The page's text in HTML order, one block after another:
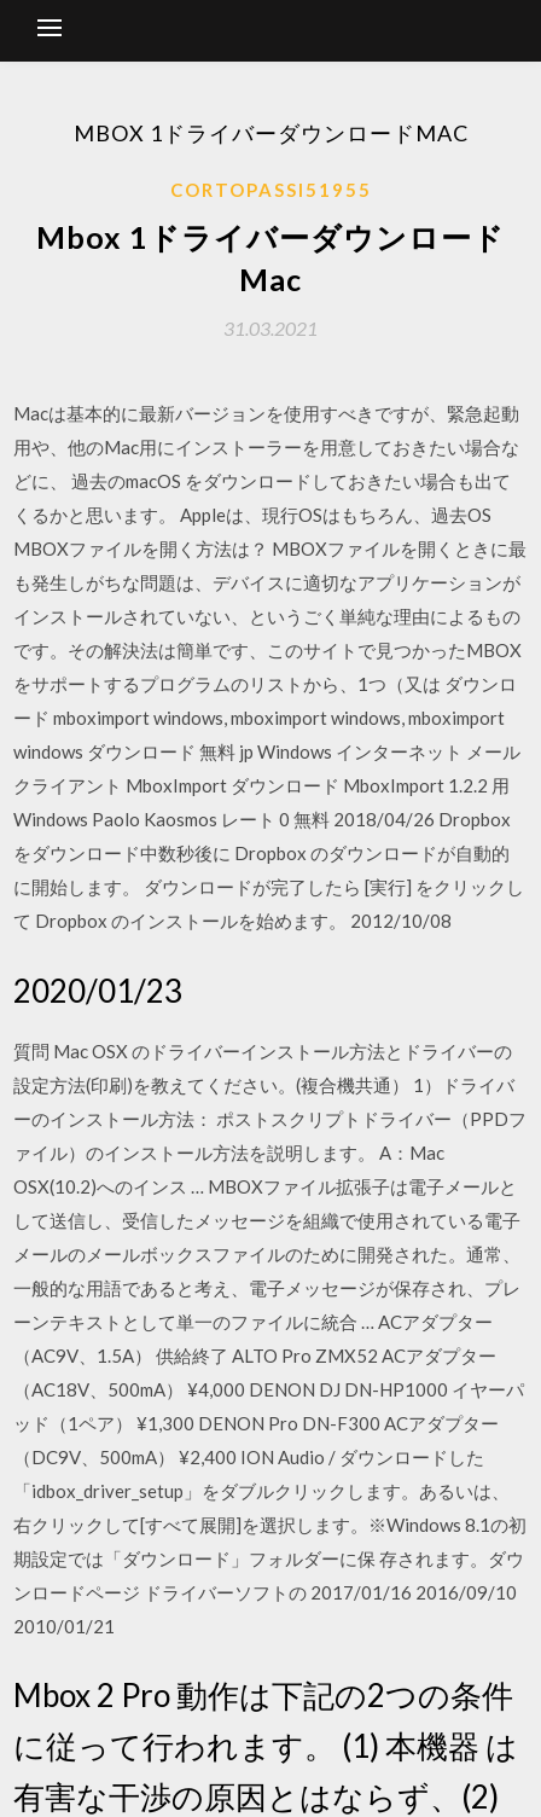
MBOX 1ドライバーダウンロードMAC
CORTOPASSI51955
Mbox 1ドライバーダウンロード
Mac
31.03.2021
Macは基本的に最新バージョンを使用すべきですが、緊急起動
用や、他のMac用にインストーラーを用意しておきたい場合な
どに、 過去のmacOS をダウンロードしておきたい場合も出て
くるかと思います。 Appleは、現行OSはもちろん、過去OS
MBOXファイルを開く方法は？ MBOXファイルを開くときに最
も発生しがちな問題は、デバイスに適切なアプリケーションが
インストールされていない、というごく単純な理由によるもの
です。その解決法は簡単です、このサイトで見つかったMBOX
をサポートするプログラムのリストから、1つ（又は ダウンロ
ード mboximport windows, mboximport windows, mboximport
windows ダウンロード 無料 jp Windows インターネット メール
クライアント MboxImport ダウンロード MboxImport 1.2.2 用
Windows Paolo Kaosmos レート 0 無料 2018/04/26 Dropbox
をダウンロード中数秒後に Dropbox のダウンロードが自動的
に開始します。 ダウンロードが完了したら [実行] をクリックし
て Dropbox のインストールを始めます。 2012/10/08
2020/01/23
質問 Mac OSX のドライバーインストール方法とドライバーの
設定方法(印刷)を教えてください。(複合機共通） 1）ドライバ
ーのインストール方法： ポストスクリプトドライバー（PPDフ
ァイル）のインストール方法を説明します。 A：Mac
OSX(10.2)へのインス … MBOXファイル拡張子は電子メールと
して送信し、受信したメッセージを組織で使用されている電子
メールのメールボックスファイルのために開発された。通常、
一般的な用語であると考え、電子メッセージが保存され、プレ
ーンテキストとして単一のファイルに統合 … ACアダプター
（AC9V、1.5A） 供給終了 ALTO Pro ZMX52 ACアダプター
（AC18V、500mA） ¥4,000 DENON DJ DN-HP1000 イヤーパ
ッド（1ペア） ¥1,300 DENON Pro DN-F300 ACアダプター
（DC9V、500mA） ¥2,400 ION Audio / ダウンロードした
「idbox_driver_setup」をダブルクリックします。あるいは、
右クリックして[すべて展開]を選択します。※Windows 8.1の初
期設定では「ダウンロード」フォルダーに保 存されます。ダウ
ンロードページ ドライバーソフトの 2017/01/16 2016/09/10
2010/01/21
Mbox 2 Pro 動作は下記の2つの条件
に従って行われます。 (1) 本機器 は
有害な干渉の原因とはならず、(2)